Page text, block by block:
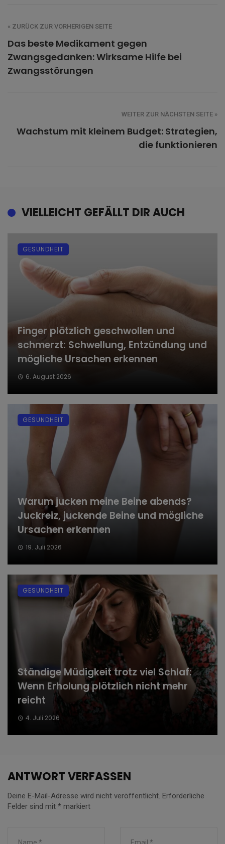
« ZURÜCK ZUR VORHERIGEN SEITE
Das beste Medikament gegen
Zwangsgedanken: Wirksame Hilfe bei
Zwangsstörungen
WEITER ZUR NÄCHSTEN SEITE »
Wachstum mit kleinem Budget: Strategien,
die funktionieren
VIELLEICHT GEFÄLLT DIR AUCH
Finger plötzlich geschwollen und
schmerzt: Schwellung, Entzündung und
mögliche Ursachen erkennen
6. August 2026
GESUNDHEIT
Warum jucken meine Beine abends?
Juckreiz, juckende Beine und mögliche
Ursachen erkennen
19. Juli 2026
GESUNDHEIT
Ständige Müdigkeit trotz viel Schlaf:
Wenn Erholung plötzlich nicht mehr
reicht
4. Juli 2026
GESUNDHEIT
ANTWORT VERFASSEN
Deine E-Mail-Adresse wird nicht veröffentlicht. Erforderliche
Felder sind mit * markiert